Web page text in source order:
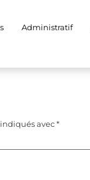
Administratif
avec*